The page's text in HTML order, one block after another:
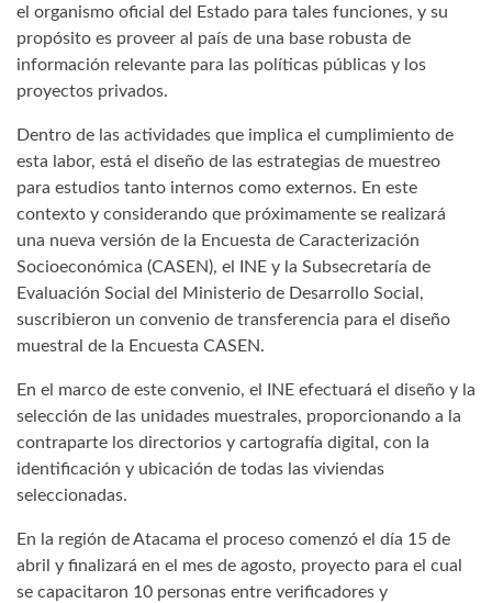
el organismo oficial del Estado para tales funciones, y su
propósito es proveer al país de una base robusta de
información relevante para las políticas públicas y los
proyectos privados.
Dentro de las actividades que implica el cumplimiento de
esta labor, está el diseño de las estrategias de muestreo
para estudios tanto internos como externos. En este
contexto y considerando que próximamente se realizará
una nueva versión de la Encuesta de Caracterización
Socioeconómica (CASEN), el INE y la Subsecretaría de
Evaluación Social del Ministerio de Desarrollo Social,
suscribieron un convenio de transferencia para el diseño
muestral de la Encuesta CASEN.
En el marco de este convenio, el INE efectuará el diseño y la
selección de las unidades muestrales, proporcionando a la
contraparte los directorios y cartografía digital, con la
identificación y ubicación de todas las viviendas
seleccionadas.
En la región de Atacama el proceso comenzó el día 15 de
abril y finalizará en el mes de agosto, proyecto para el cual
se capacitaron 10 personas entre verificadores y